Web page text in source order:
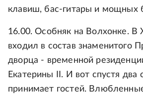
клавиш, бас-гитары и мощных
16.00. Особняк на Волхонке. В
входил в состав знаменитого
дворца - временной
Екатерины II. И вот спустя два
принимает гостей.